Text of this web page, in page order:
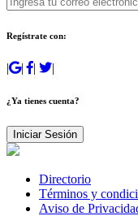
Regístrate con:
| | | |
¿Ya tienes cuenta?
Iniciar Sesión
Directorio
Términos y
Aviso de